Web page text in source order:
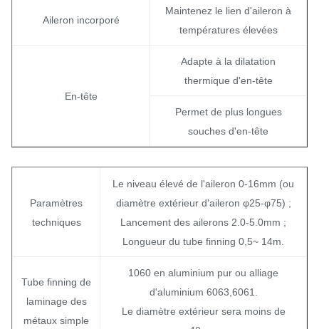
Aileron incorporé
Maintenez le lien d'aileron à
températures élevées
En-tête
Adapte à la dilatation
thermique d'en-tête
Permet de plus longues
souches d'en-tête
Paramètres
techniques
Le niveau élevé de l'aileron 0-16mm (ou
diamètre extérieur d'aileron φ25-φ75) ;
Lancement des ailerons 2.0-5.0mm ;
Longueur du tube finning 0,5~ 14m.
Tube finning de
laminage des
métaux simple
1060 en aluminium pur ou alliage
d'aluminium 6063,6061.
Le diamètre extérieur sera moins de